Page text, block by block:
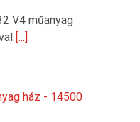
V4 műanyag
[...]
ház - 14500